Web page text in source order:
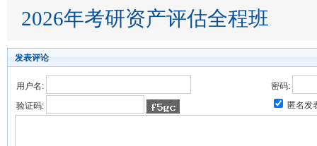
2026年考研资产评估全程班
发表评论
用户名:
密码:
验证码:
匿名发